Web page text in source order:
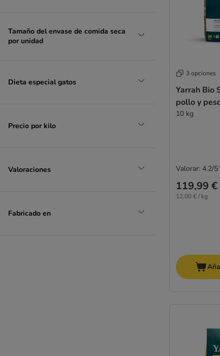
Carnilove
Catit
Concept for Life
Dogs'n Tiger
Farmina N&D
Forza10
Tamaño del envase de comida seca
por unidad
Dieta especial gatos
Precio por kilo
Valoraciones
Fabricado en
3 opciones
Yarrah Bio
pollo y
10 kg
119,99 €
12,00 € / kg
Valorar: 4.2/5